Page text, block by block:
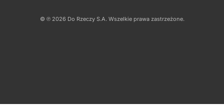
© ℗ 2026 Do Rzeczy S.A.Wszelkie prawa zastrzeżone.